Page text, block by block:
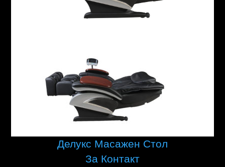
Делукс Масажен Стол
За Контакт